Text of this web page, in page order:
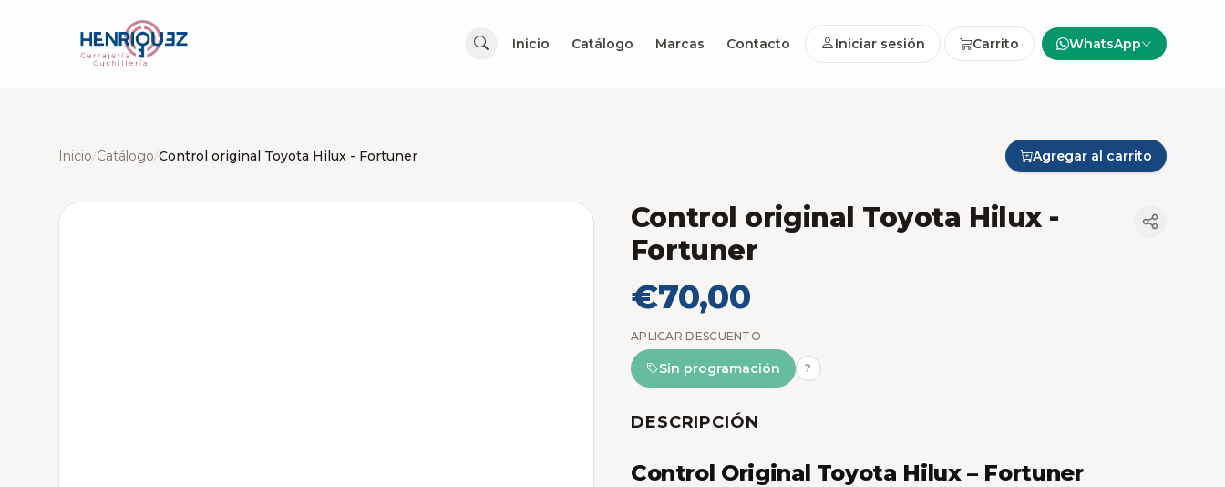
Inicio Catálogo Marcas Contacto Iniciar sesión Carrito WhatsApp
Inicio/Catálogo/Control original Toyota Hilux - Fortuner Agregar al carrito
Control original Toyota Hilux -
Fortuner
€70,00
APLICAR DESCUENTO
Sin programación ?
DESCRIPCIÓN
Control Original Toyota Hilux – Fortuner